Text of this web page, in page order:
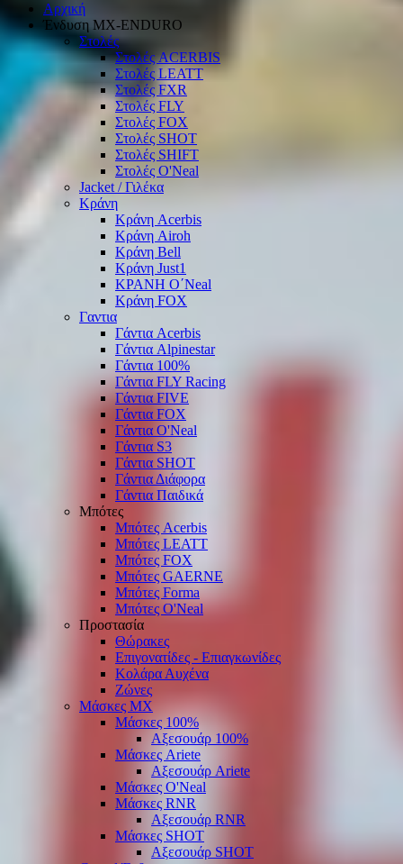
Αρχική
Ένδυση ΜΧ-ΕΝDURO
Στολές
Στολές ACERBIS
Στολές LEATT
Στολές FXR
Στολές FLY
Στολές FOX
Στολές SHOT
Στολές SHIFT
Στολές O'Neal
Jacket / Γιλέκα
Κράνη
Κράνη Acerbis
Κράνη Airoh
Κράνη Bell
Κράνη Just1
ΚΡΑΝΗ O΄Νeal
Κράνη FOX
Γαντια
Γάντια Acerbis
Γάντια Alpinestar
Γάντια 100%
Γάντια FLY Racing
Γάντια FIVE
Γάντια FOX
Γάντια O'Νeal
Γάντια S3
Γάντια SHOT
Γάντια Διάφορα
Γάντια Παιδικά
Μπότες
Μπότες Acerbis
Μπότες LEATT
Μπότες FOX
Μπότες GAERNE
Μπότες Forma
Μπότες O'Neal
Προστασία
Θώρακες
Επιγονατίδες - Επιαγκωνίδες
Κολάρα Αυχένα
Ζώνες
Μάσκες ΜΧ
Μάσκες 100%
Αξεσουάρ 100%
Μάσκες Ariete
Αξεσουάρ Ariete
Μάσκες O'Neal
Μάσκες RNR
Αξεσουάρ RNR
Μάσκες SHOT
Αξεσουάρ SHOT